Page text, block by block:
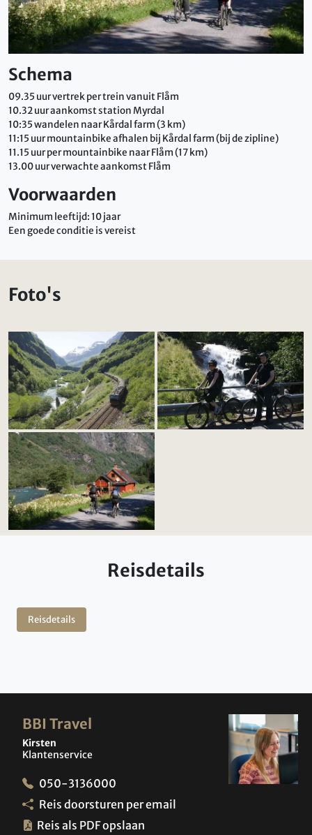
Schema
09.35 uur vertrek per trein vanuit Flåm
10.32 uur aankomst station Myrdal
10:35 wandelen naar Kårdal farm (3 km)
11:15 uur mountainbike afhalen bij Kårdal farm (bij de zipline)
11.15 uur per mountainbike naar Flåm (17 km)
13.00 uur verwachte aankomst Flåm
Voorwaarden
Minimum leeftijd: 10 jaar
Een goede conditie is vereist
Foto's
Reisdetails
Reisdetails
BBI Travel
Kirsten
Klantenservice
050-3136000
Reis doorsturen per email
Reis als PDF opslaan